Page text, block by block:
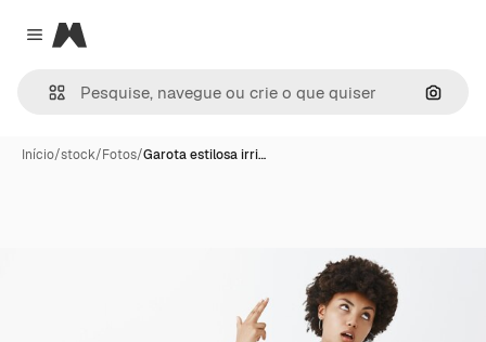
Close menu
Magnific
Início/stock/Fotos/Garota estilosa irri…